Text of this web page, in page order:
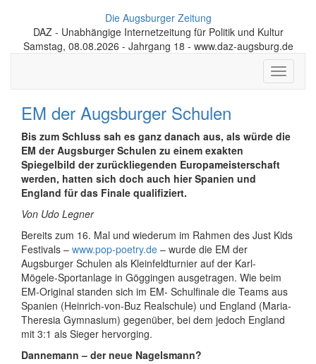
Die Augsburger Zeitung
DAZ - Unabhängige Internetzeitung für Politik und Kultur
Samstag, 08.08.2026 - Jahrgang 18 - www.daz-augsburg.de
Toggle
EM der Augsburger Schulen
Bis zum Schluss sah es ganz danach aus, als würde die
EM der Augsburger Schulen zu einem exakten
Spiegelbild der zurückliegenden Europameisterschaft
werden, hatten sich doch auch hier Spanien und
England für das Finale qualifiziert.
Von Udo Legner
Bereits zum 16. Mal und wiederum im Rahmen des Just Kids
Festivals – www.pop-poetry.de – wurde die EM der
Augsburger Schulen als Kleinfeldturnier auf der Karl-
Mögele-Sportanlage in Göggingen ausgetragen. Wie beim
EM-Original standen sich im EM- Schulfinale die Teams aus
Spanien (Heinrich-von-Buz Realschule) und England (Maria-
Theresia Gymnasium) gegenüber, bei dem jedoch England
mit 3:1 als Sieger hervorging.
Dannemann – der neue Nagelsmann?